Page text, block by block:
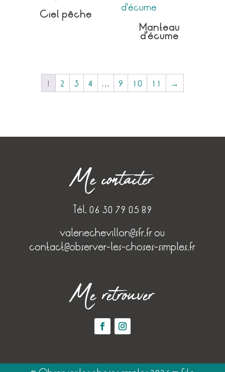
Ciel pêche
Manteau
d’écume
1 2 3 4 … 9 10 11 →
Me contacter
Tél. 06 30 79 05 89
valeriechevillon@sfr.frou
contact@observer-les-choses-simples.fr
Me retrouver